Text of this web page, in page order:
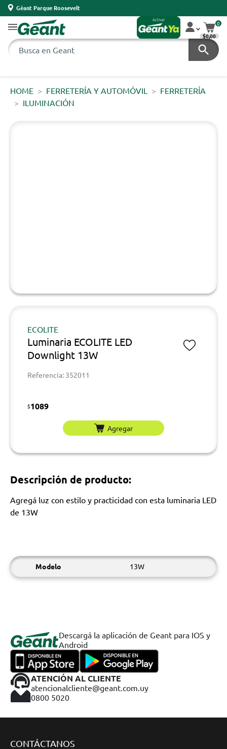
Géant Parque Roosevelt
0
$0,00
HOME FERRETERÍA Y AUTOMÓVIL
FERRETERÍA
ILUMINACIÓN
ECOLITE
Luminaria ECOLITE LED
Downlight 13W
Referencia: 352011
$1089
Agregar
Descripción de producto:
Agregá luz con estilo y practicidad con esta luminaria LED
de 13W
Modelo 13W
Descargá la aplicación de Geant para IOS y
Android
ATENCIÓN AL CLIENTE
atencionalcliente@geant.com.uy
0800 5020
CONTÁCTANOS